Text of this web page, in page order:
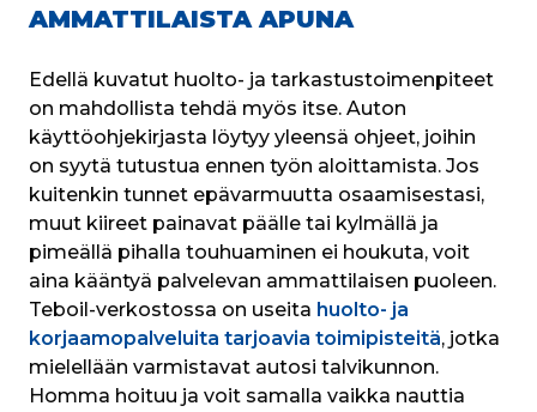
AMMATTILAISTA APUNA
Edellä kuvatut huolto- ja tarkastustoimenpiteet
on mahdollista tehdä myös itse. Auton
käyttöohjekirjasta löytyy yleensä ohjeet, joihin
on syytä tutustua ennen työn aloittamista. Jos
kuitenkin tunnet epävarmuutta osaamisestasi,
muut kiireet painavat päälle tai kylmällä ja
pimeällä pihalla touhuaminen ei houkuta, voit
aina kääntyä palvelevan ammattilaisen puoleen.
Teboil-verkostossa on useita huolto- ja
korjaamopalveluita tarjoavia toimipisteitä, jotka
mielellään varmistavat autosi talvikunnon.
Homma hoituu ja voit samalla vaikka nauttia